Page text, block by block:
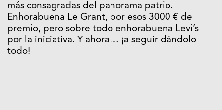
más consagradas del panorama patrio.
Enhorabuena Le Grant, por esos 3000 € de
premio, pero sobre todo enhorabuena Levi’s
por la iniciativa. Y ahora… ¡a seguir dándolo
todo!